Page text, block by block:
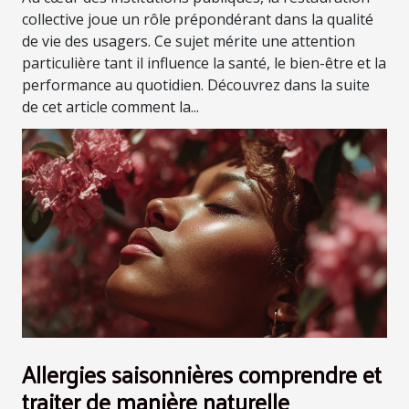
collective joue un rôle prépondérant dans la qualité
de vie des usagers. Ce sujet mérite une attention
particulière tant il influence la santé, le bien-être et la
performance au quotidien. Découvrez dans la suite
de cet article comment la...
Allergies saisonnières comprendre et